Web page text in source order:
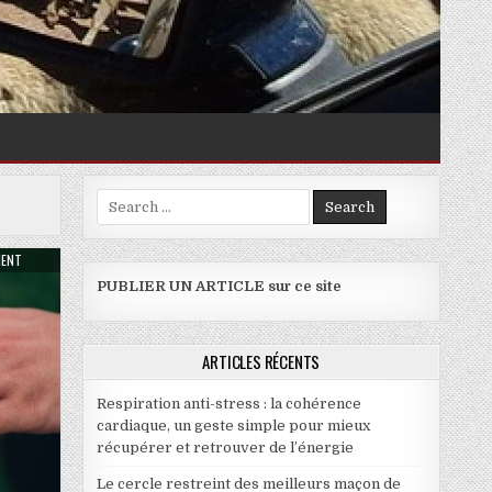
ON BAGUE EN DIAMANT : QUEL MODÈLE CHOISIR ?
Search for:
PUBLIER UN ARTICLE sur ce site
ARTICLES RÉCENTS
Respiration anti-stress : la cohérence
cardiaque, un geste simple pour mieux
récupérer et retrouver de l’énergie
Le cercle restreint des meilleurs maçon de